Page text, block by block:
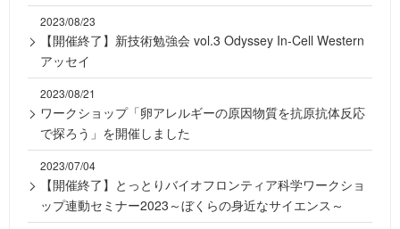
2023/08/23
【開催終了】新技術勉強会 vol.3 Odyssey In-Cell Western
アッセイ
2023/08/21
ワークショップ「卵アレルギーの原因物質を抗原抗体反応
で探ろう」を開催しました
2023/07/04
【開催終了】とっとりバイオフロンティア科学ワークショ
ップ連動セミナー2023～ぼくらの身近なサイエンス～